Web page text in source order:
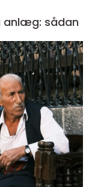
anlæg: sådan